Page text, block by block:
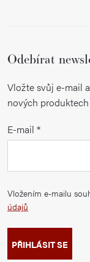
Odebírat
Vložte svůj e-mail
nových
E-mail
Vložením e-mailu
údajů
PŘIHLÁSIT SE